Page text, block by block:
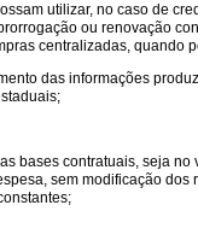
utilizar, no caso de
ou renovação
centralizadas, quando
das informações
bases contratuais, seja
sem modificação